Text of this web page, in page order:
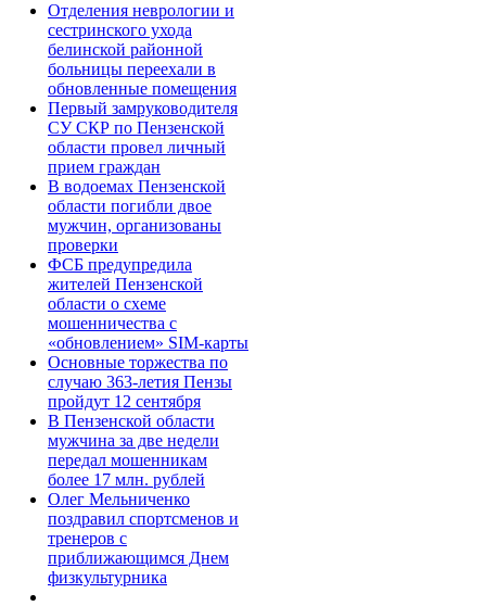
Отделения неврологии и
сестринского ухода
белинской районной
больницы переехали в
обновленные помещения
Первый замруководителя
СУ СКР по Пензенской
области провел личный
прием граждан
В водоемах Пензенской
области погибли двое
мужчин, организованы
проверки
ФСБ предупредила
жителей Пензенской
области о схеме
мошенничества c
«обновлением» SIM-карты
Основные торжества по
случаю 363-летия Пензы
пройдут 12 сентября
В Пензенской области
мужчина за две недели
передал мошенникам
более 17 млн. рублей
Олег Мельниченко
поздравил спортсменов и
тренеров с
приближающимся Днем
физкультурника